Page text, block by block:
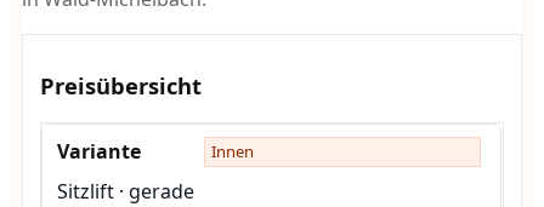
Preisübersicht
Innen
Sitzlift · gerade